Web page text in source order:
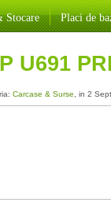
Stocare Placi de
U691
Carcase & Surse , in 2